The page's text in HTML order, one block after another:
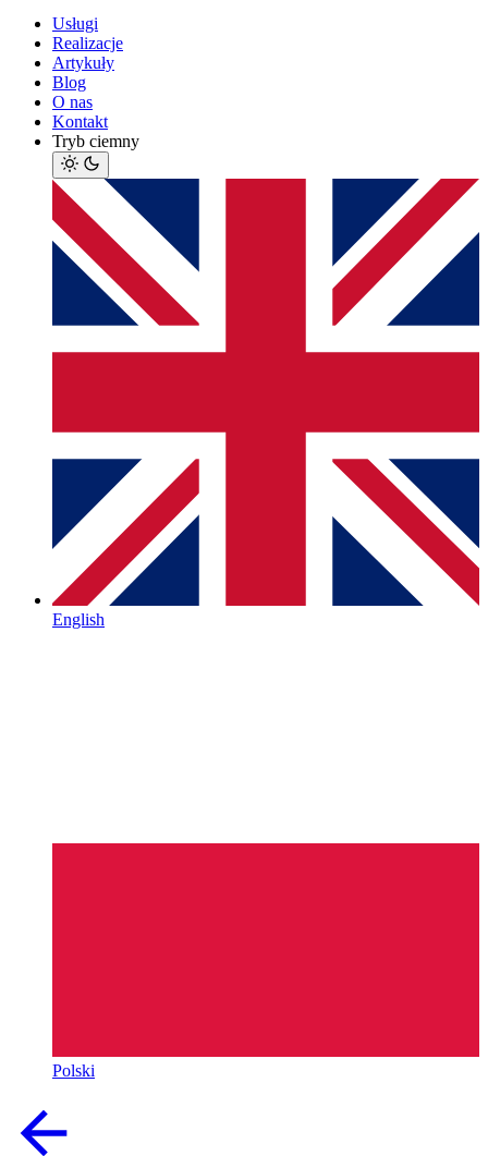
Usługi
Realizacje
Artykuły
Blog
O nas
Kontakt
Tryb ciemny
English
Polski